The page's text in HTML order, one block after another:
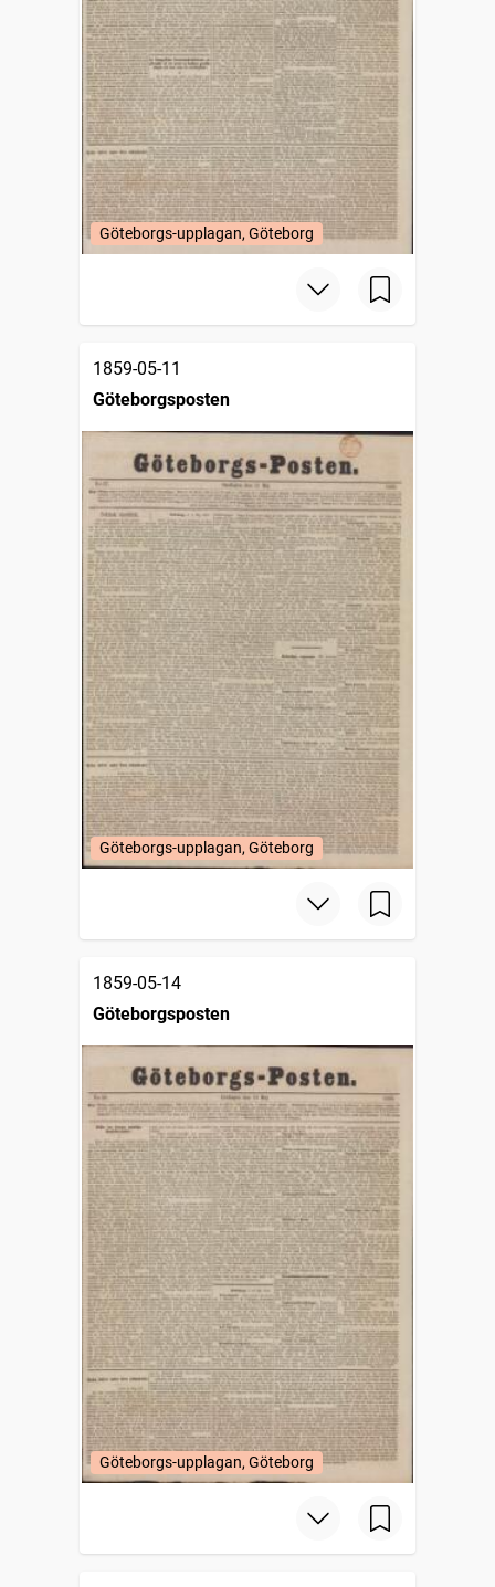
Göteborgs-upplagan, Göteborg
1859-05-11
Göteborgsposten
Göteborgs-upplagan, Göteborg
1859-05-14
Göteborgsposten
Göteborgs-upplagan, Göteborg